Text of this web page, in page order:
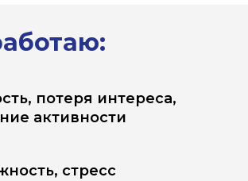
:
потеря интереса,
активности
стресс